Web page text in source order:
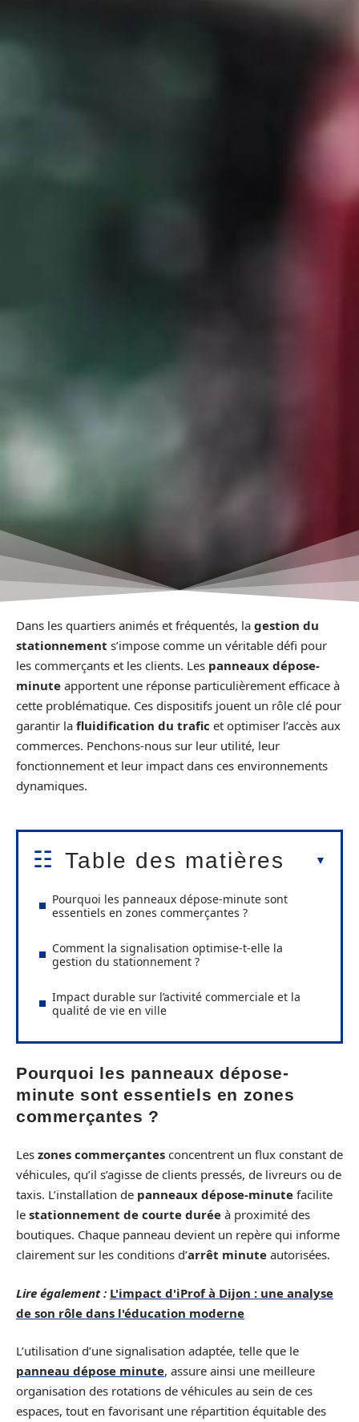
Dans les quartiers animés et fréquentés, la gestion du
stationnement s’impose comme un véritable défi pour
les commerçants et les clients. Les panneaux dépose-
minute apportent une réponse particulièrement efficace à
cette problématique. Ces dispositifs jouent un rôle clé pour
garantir la fluidification du trafic et optimiser l’accès aux
commerces. Penchons-nous sur leur utilité, leur
fonctionnement et leur impact dans ces environnements
dynamiques.
Table des matières
Pourquoi les panneaux dépose-minute sont
essentiels en zones commerçantes ?
Comment la signalisation optimise-t-elle la
gestion du stationnement ?
Impact durable sur l’activité commerciale et la
qualité de vie en ville
Pourquoi les panneaux dépose-
minute sont essentiels en zones
commerçantes ?
Les zones commerçantes concentrent un flux constant de
véhicules, qu’il s’agisse de clients pressés, de livreurs ou de
taxis. L’installation de panneaux dépose-minute facilite
le stationnement de courte durée à proximité des
boutiques. Chaque panneau devient un repère qui informe
clairement sur les conditions d’arrêt minute autorisées.
Lire également : L'impact d'iProf à Dijon : une analyse
de son rôle dans l'éducation moderne
L’utilisation d’une signalisation adaptée, telle que le
panneau dépose minute, assure ainsi une meilleure
organisation des rotations de véhicules au sein de ces
espaces, tout en favorisant une répartition équitable des